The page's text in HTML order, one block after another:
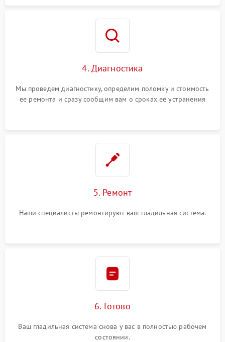
4. Диагностика
Мы проведем диагностику, определим поломку и стоимость
ее ремонта и сразу сообщим вам о сроках ее устранения
5. Ремонт
Наши специалисты ремонтируют ваш гладильная система.
6. Готово
Ваш гладильная система снова у вас в полностью рабочем
состоянии.